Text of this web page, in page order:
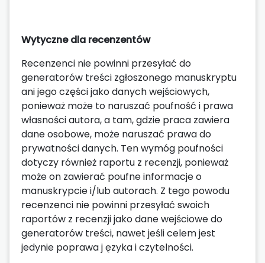
Wytyczne dla recenzentów
Recenzenci nie powinni przesyłać do
generatorów treści zgłoszonego manuskryptu
ani jego części jako danych wejściowych,
ponieważ może to naruszać poufność i prawa
własności autora, a tam, gdzie praca zawiera
dane osobowe, może naruszać prawa do
prywatności danych. Ten wymóg poufności
dotyczy również raportu z recenzji, ponieważ
może on zawierać poufne informacje o
manuskrypcie i/lub autorach. Z tego powodu
recenzenci nie powinni przesyłać swoich
raportów z recenzji jako dane wejściowe do
generatorów treści, nawet jeśli celem jest
jedynie poprawa j ęzyka i czytelności.